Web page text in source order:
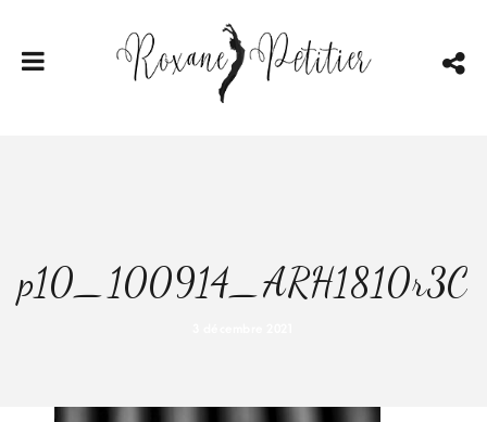
p10_100914_ARH1810r3C